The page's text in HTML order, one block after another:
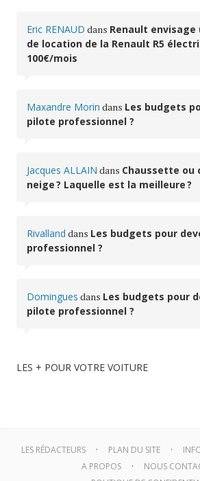
Eric RENAUD dans Renault envisage
de location de la Renault R5
100€/mois
Maxandre Morin dans Les budgets
pilote professionnel ?
Jacques ALLAIN dans Chaussette ou
neige ? Laquelle est la meilleure ?
Rivalland dans Les budgets pour
professionnel ?
Domingues dans Les budgets pour
pilote professionnel ?
LES + POUR VOTRE VOITURE
LES RÉDACTEURS PLAN DU SITE
A PROPOS
NOUS